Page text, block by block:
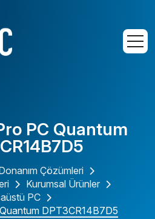
PC Quantum
Çözümleri
Kurumsal Ürünler
PC
DPT3CR14B7D5